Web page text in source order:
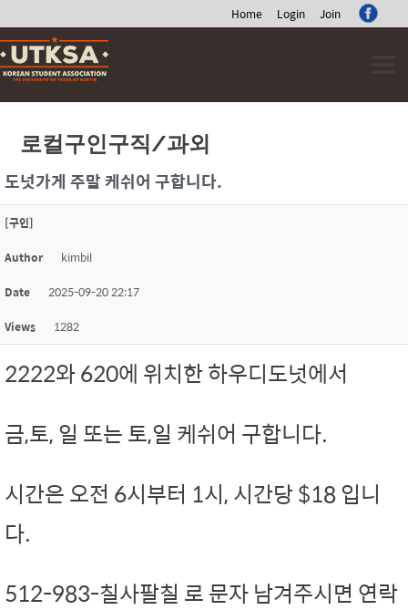
Home Login Join
Skip
to
content
로컬구인구직/과외
도넛가게 주말 케쉬어 구합니다.
[구인]
Author kimbil
Date 2025-09-20 22:17
Views 1282
2222와 620에 위치한 하우디도넛에서
금,토, 일 또는 토,일 케쉬어 구합니다.
시간은 오전 6시부터 1시, 시간당 $18 입니
다.
512-983-칠사팔칠 로 문자 남겨주시면 연락